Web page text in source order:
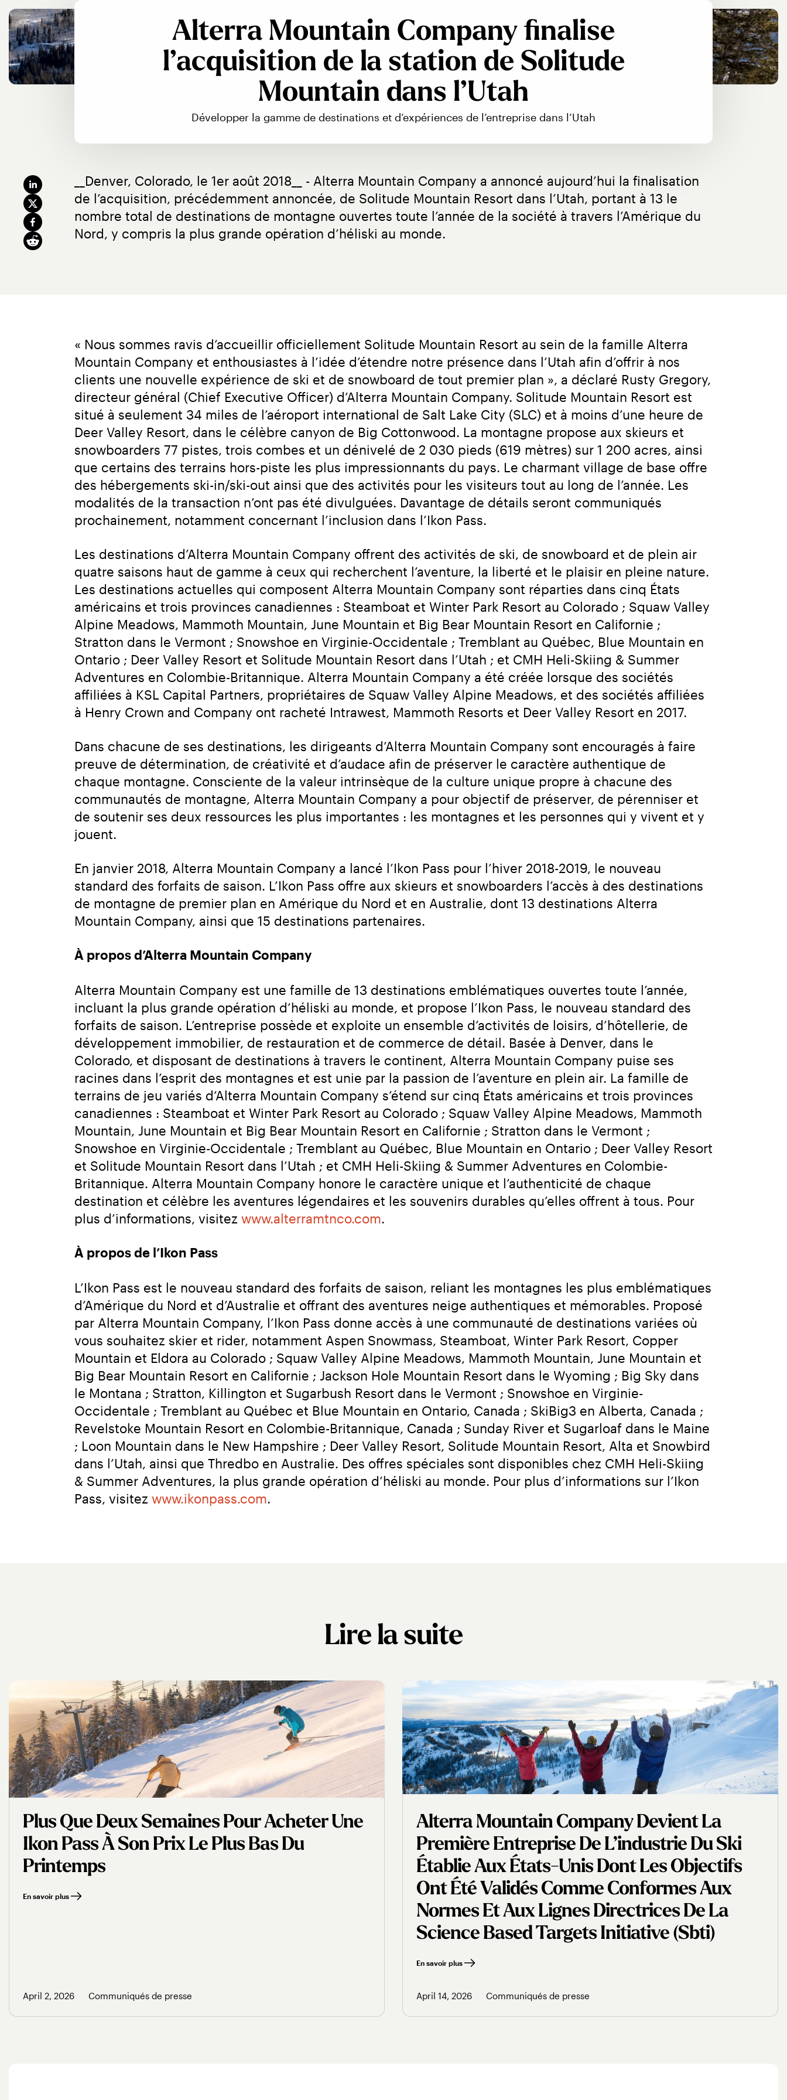
Alterra Mountain Company finalise
l’acquisition de la station de Solitude
Mountain dans l’Utah
Développer la gamme de destinations et d’expériences de l’entreprise dans l’Utah
__Denver, Colorado, le 1er août 2018__ - Alterra Mountain Company a annoncé aujourd’hui la finalisation
de l’acquisition, précédemment annoncée, de Solitude Mountain Resort dans l’Utah, portant à 13 le
nombre total de destinations de montagne ouvertes toute l’année de la société à travers l’Amérique du
Nord, y compris la plus grande opération d’héliski au monde.
« Nous sommes ravis d’accueillir officiellement Solitude Mountain Resort au sein de la famille Alterra
Mountain Company et enthousiastes à l’idée d’étendre notre présence dans l’Utah afin d’offrir à nos
clients une nouvelle expérience de ski et de snowboard de tout premier plan », a déclaré Rusty Gregory,
directeur général (Chief Executive Officer) d’Alterra Mountain Company. Solitude Mountain Resort est
situé à seulement 34 miles de l’aéroport international de Salt Lake City (SLC) et à moins d’une heure de
Deer Valley Resort, dans le célèbre canyon de Big Cottonwood. La montagne propose aux skieurs et
snowboarders 77 pistes, trois combes et un dénivelé de 2 030 pieds (619 mètres) sur 1 200 acres, ainsi
que certains des terrains hors-piste les plus impressionnants du pays. Le charmant village de base offre
des hébergements ski-in/ski-out ainsi que des activités pour les visiteurs tout au long de l’année. Les
modalités de la transaction n’ont pas été divulguées. Davantage de détails seront communiqués
prochainement, notamment concernant l’inclusion dans l’Ikon Pass.
Les destinations d’Alterra Mountain Company offrent des activités de ski, de snowboard et de plein air
quatre saisons haut de gamme à ceux qui recherchent l’aventure, la liberté et le plaisir en pleine nature.
Les destinations actuelles qui composent Alterra Mountain Company sont réparties dans cinq États
américains et trois provinces canadiennes : Steamboat et Winter Park Resort au Colorado ; Squaw Valley
Alpine Meadows, Mammoth Mountain, June Mountain et Big Bear Mountain Resort en Californie ;
Stratton dans le Vermont ; Snowshoe en Virginie-Occidentale ; Tremblant au Québec, Blue Mountain en
Ontario ; Deer Valley Resort et Solitude Mountain Resort dans l’Utah ; et CMH Heli-Skiing & Summer
Adventures en Colombie-Britannique. Alterra Mountain Company a été créée lorsque des sociétés
affiliées à KSL Capital Partners, propriétaires de Squaw Valley Alpine Meadows, et des sociétés affiliées
à Henry Crown and Company ont racheté Intrawest, Mammoth Resorts et Deer Valley Resort en 2017.
Dans chacune de ses destinations, les dirigeants d’Alterra Mountain Company sont encouragés à faire
preuve de détermination, de créativité et d’audace afin de préserver le caractère authentique de
chaque montagne. Consciente de la valeur intrinsèque de la culture unique propre à chacune des
communautés de montagne, Alterra Mountain Company a pour objectif de préserver, de pérenniser et
de soutenir ses deux ressources les plus importantes : les montagnes et les personnes qui y vivent et y
jouent.
En janvier 2018, Alterra Mountain Company a lancé l’Ikon Pass pour l’hiver 2018-2019, le nouveau
standard des forfaits de saison. L’Ikon Pass offre aux skieurs et snowboarders l’accès à des destinations
de montagne de premier plan en Amérique du Nord et en Australie, dont 13 destinations Alterra
Mountain Company, ainsi que 15 destinations partenaires.
À propos d’Alterra Mountain Company
Alterra Mountain Company est une famille de 13 destinations emblématiques ouvertes toute l’année,
incluant la plus grande opération d’héliski au monde, et propose l’Ikon Pass, le nouveau standard des
forfaits de saison. L’entreprise possède et exploite un ensemble d’activités de loisirs, d’hôtellerie, de
développement immobilier, de restauration et de commerce de détail. Basée à Denver, dans le
Colorado, et disposant de destinations à travers le continent, Alterra Mountain Company puise ses
racines dans l’esprit des montagnes et est unie par la passion de l’aventure en plein air. La famille de
terrains de jeu variés d’Alterra Mountain Company s’étend sur cinq États américains et trois provinces
canadiennes : Steamboat et Winter Park Resort au Colorado ; Squaw Valley Alpine Meadows, Mammoth
Mountain, June Mountain et Big Bear Mountain Resort en Californie ; Stratton dans le Vermont ;
Snowshoe en Virginie-Occidentale ; Tremblant au Québec, Blue Mountain en Ontario ; Deer Valley Resort
et Solitude Mountain Resort dans l’Utah ; et CMH Heli-Skiing & Summer Adventures en Colombie-
Britannique. Alterra Mountain Company honore le caractère unique et l’authenticité de chaque
destination et célèbre les aventures légendaires et les souvenirs durables qu’elles offrent à tous. Pour
plus d’informations, visitez www.alterramtnco.com.
À propos de l’Ikon Pass
L’Ikon Pass est le nouveau standard des forfaits de saison, reliant les montagnes les plus emblématiques
d’Amérique du Nord et d’Australie et offrant des aventures neige authentiques et mémorables. Proposé
par Alterra Mountain Company, l’Ikon Pass donne accès à une communauté de destinations variées où
vous souhaitez skier et rider, notamment Aspen Snowmass, Steamboat, Winter Park Resort, Copper
Mountain et Eldora au Colorado ; Squaw Valley Alpine Meadows, Mammoth Mountain, June Mountain et
Big Bear Mountain Resort en Californie ; Jackson Hole Mountain Resort dans le Wyoming ; Big Sky dans
le Montana ; Stratton, Killington et Sugarbush Resort dans le Vermont ; Snowshoe en Virginie-
Occidentale ; Tremblant au Québec et Blue Mountain en Ontario, Canada ; SkiBig3 en Alberta, Canada ;
Revelstoke Mountain Resort en Colombie-Britannique, Canada ; Sunday River et Sugarloaf dans le Maine
; Loon Mountain dans le New Hampshire ; Deer Valley Resort, Solitude Mountain Resort, Alta et Snowbird
dans l’Utah, ainsi que Thredbo en Australie. Des offres spéciales sont disponibles chez CMH Heli-Skiing
& Summer Adventures, la plus grande opération d’héliski au monde. Pour plus d’informations sur l’Ikon
Pass, visitez www.ikonpass.com.
Lire la suite
Alterra Mountain Company Devient La
Première Entreprise De L’industrie Du Ski
Établie Aux États-Unis Dont Les Objectifs
Ont Été Validés Comme Conformes Aux
Normes Et Aux Lignes Directrices De La
Science Based Targets Initiative (sbti)
En savoir plus
April 14, 2026 Communiqués de presse
Plus Que Deux Semaines Pour Acheter Une
Ikon Pass À Son Prix Le Plus Bas Du
Printemps
En savoir plus
April 2, 2026 Communiqués de presse